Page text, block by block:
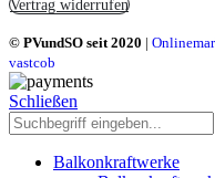
Vertrag widerrufen
© PVundSO seit 2020 |
vastcob
Schließen
Balkonkraftwerke